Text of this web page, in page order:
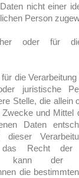
nicht einer
Person
oder für die
die
juristische
Stelle, die allein
und Mittel
Daten
Recht der
kann der
die